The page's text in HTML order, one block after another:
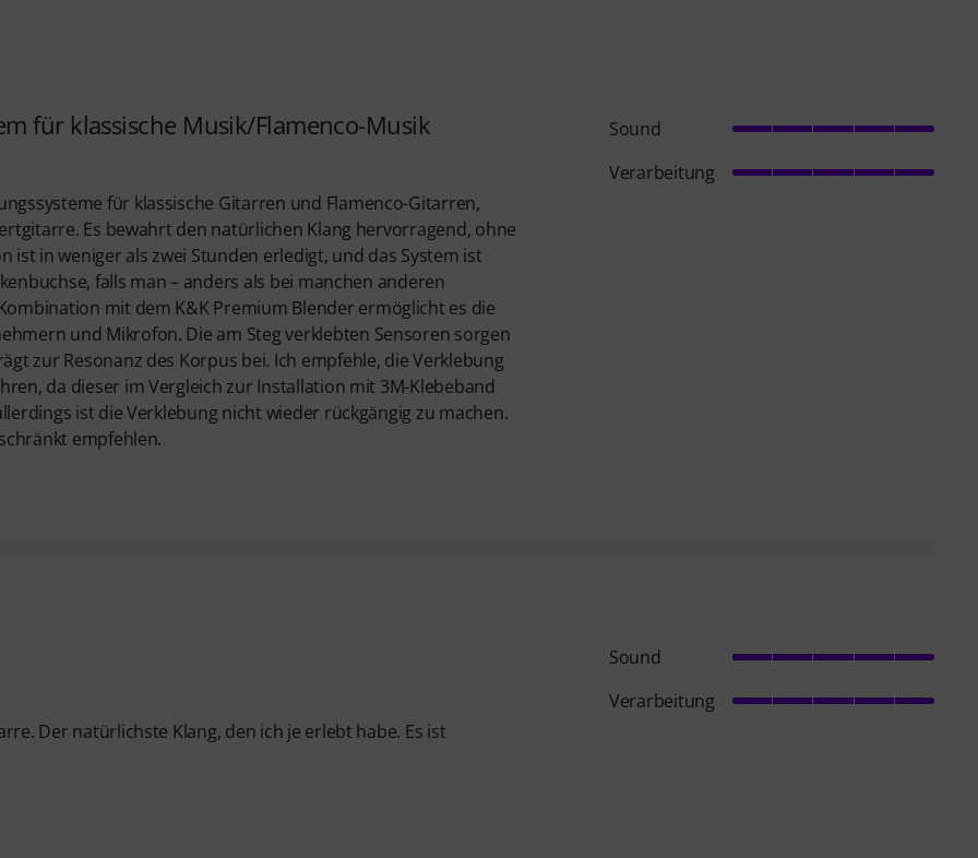
für klassische Musik/Flamenco-Musik
für klassische Gitarren und Flamenco-Gitarren,
Es bewahrt den natürlichen Klang hervorragend, ohne
in weniger als zwei Stunden erledigt, und das System ist
falls man – anders als bei manchen anderen
mit dem K&K Premium Blender ermöglicht es die
und Mikrofon. Die am Steg verklebten Sensoren sorgen
zur Resonanz des Korpus bei. Ich empfehle, die Verklebung
da dieser im Vergleich zur Installation mit 3M-Klebeband
ist die Verklebung nicht wieder rückgängig zu machen.
empfehlen.
Sound
Verarbeitung
Der natürlichste Klang, den ich je erlebt habe. Es ist
Sound
Verarbeitung